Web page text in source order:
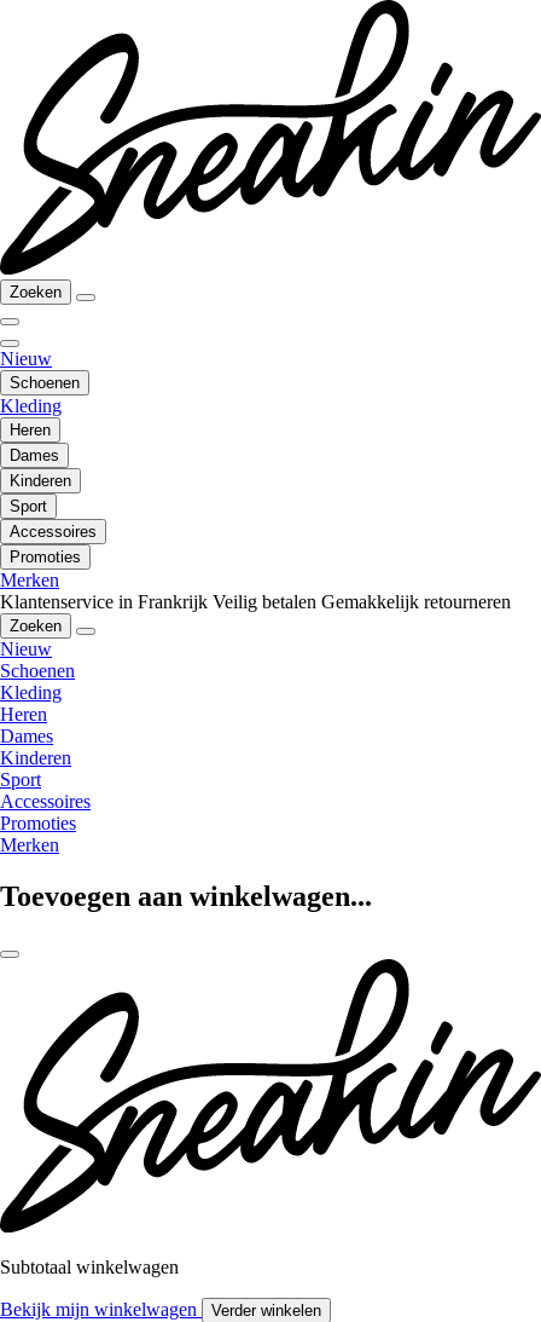
Zoeken
Nieuw
Schoenen
Kleding
Heren
Dames
Kinderen
Sport
Accessoires
Promoties
Merken
Klantenservice in Frankrijk Veilig betalen Gemakkelijk retourneren
Zoeken
Nieuw
Schoenen
Kleding
Heren
Dames
Kinderen
Sport
Accessoires
Promoties
Merken
Toevoegen aan winkelwagen...
Subtotaal winkelwagen
Bekijk mijn winkelwagen Verder winkelen